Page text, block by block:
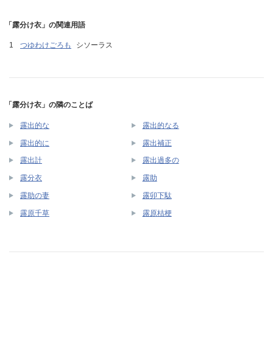
「露分け衣」の関連用語
つゆわけごろも シソーラス
「露分け衣」の隣のことば
露出的な 露出的なる
露出的に 露出補正
露出計 露出過多の
露分衣 露助
露助の妻 露卯下駄
露原千草 露原桔梗